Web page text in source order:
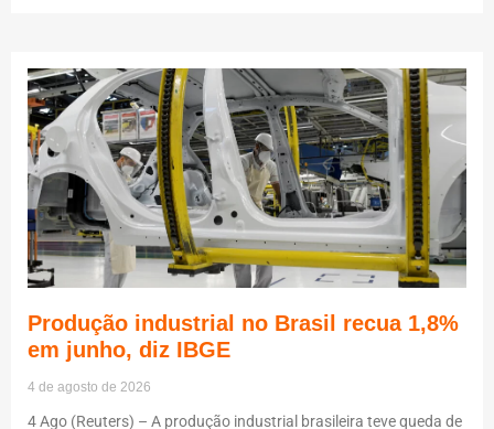
Produção industrial no Brasil recua 1,8%
em junho, diz IBGE
4 de agosto de 2026
4 Ago (Reuters) – A produção industrial brasileira teve queda de